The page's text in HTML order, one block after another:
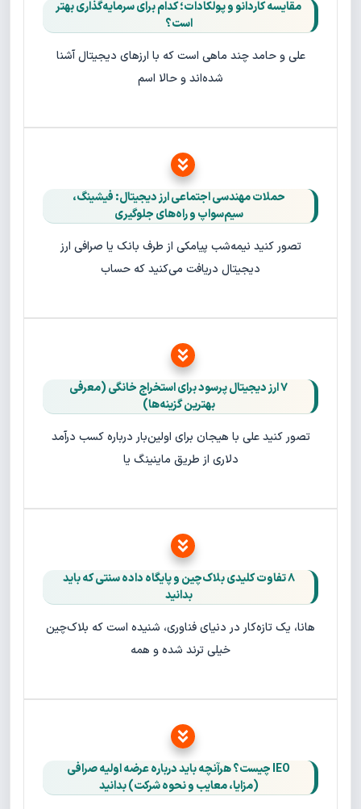
مقایسه کاردانو و پولکادات؛ کدام برای سرمایه‌گذاری بهتر
است؟
علی و حامد چند ماهی است که با ارزهای دیجیتال آشنا
شده‌اند و حالا اسم
حملات مهندسی اجتماعی ارز دیجیتال: فیشینگ،
سیم‌سواپ و راه‌های جلوگیری
تصور کنید نیمه‌شب پیامکی از طرف بانک یا صرافی ارز
دیجیتال دریافت می‌کنید که حساب
۷ ارز دیجیتال پرسود برای استخراج خانگی (معرفی
بهترین گزینه‌ها)
تصور کنید علی با هیجان برای اولین‌بار درباره کسب درآمد
دلاری از طریق ماینینگ یا
۸ تفاوت کلیدی بلاک‌چین و پایگاه‌ داده سنتی که باید
بدانید
هانا، یک تازه‌کار در دنیای فناوری، شنیده است که بلاک‌چین
خیلی ترند شده و همه
IEO چیست؟ هرآنچه باید درباره عرضه اولیه صرافی
(مزایا، معایب و نحوه شرکت) بدانید